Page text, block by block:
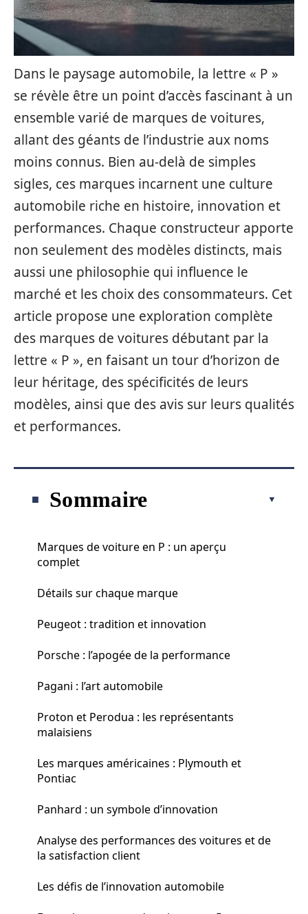
Dans le paysage automobile, la lettre « P »
se révèle être un point d’accès fascinant à un
ensemble varié de marques de voitures,
allant des géants de l’industrie aux noms
moins connus. Bien au-delà de simples
sigles, ces marques incarnent une culture
automobile riche en histoire, innovation et
performances. Chaque constructeur apporte
non seulement des modèles distincts, mais
aussi une philosophie qui influence le
marché et les choix des consommateurs. Cet
article propose une exploration complète
des marques de voitures débutant par la
lettre « P », en faisant un tour d’horizon de
leur héritage, des spécificités de leurs
modèles, ainsi que des avis sur leurs qualités
et performances.
Sommaire
Marques de voiture en P : un aperçu
complet
Détails sur chaque marque
Peugeot : tradition et innovation
Porsche : l’apogée de la performance
Pagani : l’art automobile
Proton et Perodua : les représentants
malaisiens
Les marques américaines : Plymouth et
Pontiac
Panhard : un symbole d’innovation
Analyse des performances des voitures et de
la satisfaction client
Les défis de l’innovation automobile